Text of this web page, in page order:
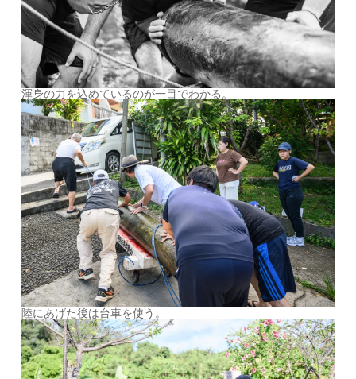
渾身の力を込めているのが一目でわかる。
陸にあげた後は台車を使う。